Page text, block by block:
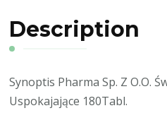
Description
Synoptis Pharma Sp. Z O.O.
Uspokajające 180Tabl.